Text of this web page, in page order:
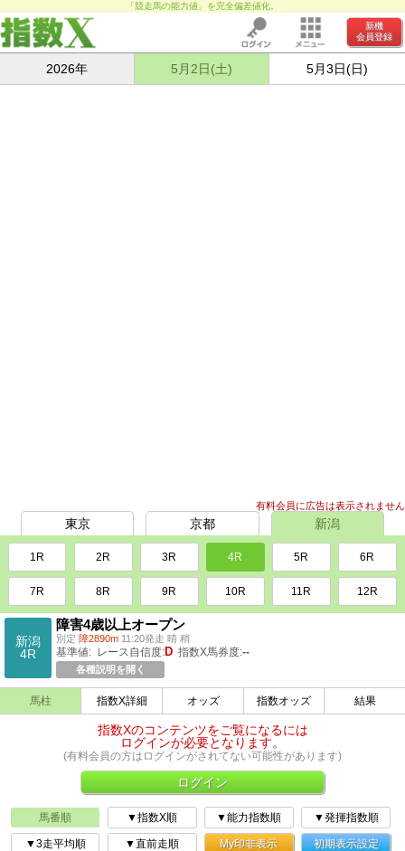
「競走馬の能力値」を完全偏差値化。
新機
会員登録
2026年 5月2日(土) 5月3日(日)
有料会員に広告は表示されません
東京 京都 新潟
1R 2R 3R 4R 5R 6R
7R 8R 9R 10R 11R 12R
新潟
4R
障害4歳以上オープン
別定 障2890m 11:20発走 晴 稍
基準値: レース自信度:D 指数X馬券度:--
各種説明を開く
馬柱 指数X詳細 オッズ 指数オッズ 結果
指数Xのコンテンツをご覧になるには
ログインが必要となります。
(有料会員の方はログインがされてない可能性があります)
ログイン
馬番順 ▼指数X順 ▼能力指数順 ▼発揮指数順
▼3走平均順 ▼直前走順 My印非表示 初期表示設定